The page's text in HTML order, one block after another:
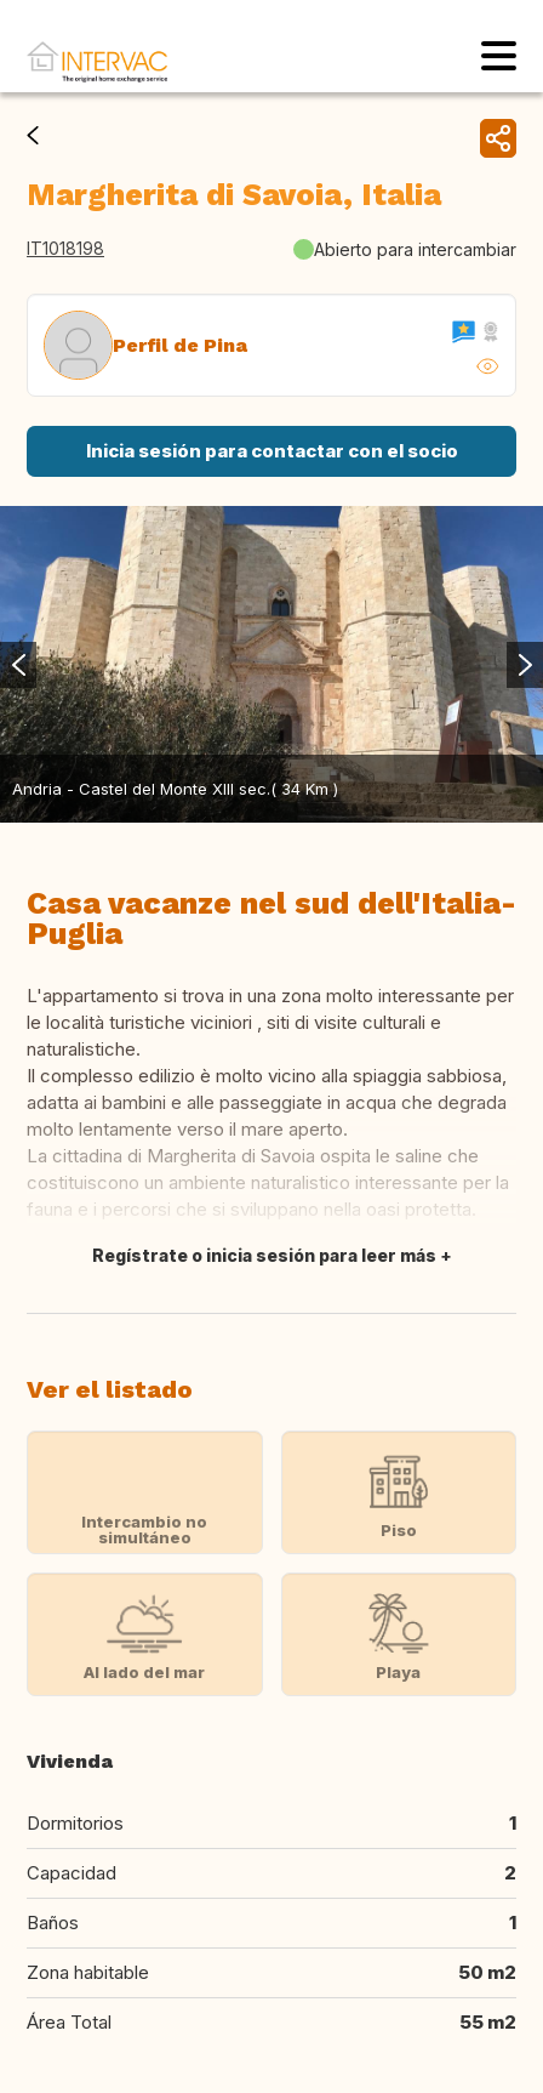
Margherita di Savoia, Italia
IT1018198 Abierto para intercambiar
Perfil de Pina
Inicia sesión para contactar con el socio
Andria - Castel del Monte XIII sec.( 34 Km )
Casa vacanze nel sud dell'Italia-
Puglia
L'appartamento si trova in una zona molto interessante per
le località turistiche viciniori , siti di visite culturali e
naturalistiche.
Il complesso edilizio è molto vicino alla spiaggia sabbiosa,
adatta ai bambini e alle passeggiate in acqua che degrada
molto lentamente verso il mare aperto.
La cittadina di Margherita di Savoia ospita le saline che
costituiscono un ambiente naturalistico interessante per la
fauna e i percorsi che si sviluppano nella oasi protetta.
Traducir
Regístrate o inicia sesión para leer más
Ver el listado
Intercambio no
simultáneo
Piso
Al lado del mar Playa
Vivienda
Dormitorios 1
Capacidad 2
Baños 1
Zona habitable 50 m2
Área Total 55 m2